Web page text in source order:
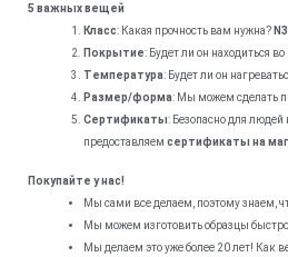
5 важных вещей
Класс: Какая прочность вам нужна?
Покрытие: Будет ли он находиться
Температура: Будет ли он
Размер/форма: Мы можем сделать
Сертификаты: Безопасно для
предоставляемсертификаты на
Покупайте у нас!
Мы сами все делаем, поэтому знаем,
Мы можем изготовить образцы
Мы делаем это уже более 20 лет! Как